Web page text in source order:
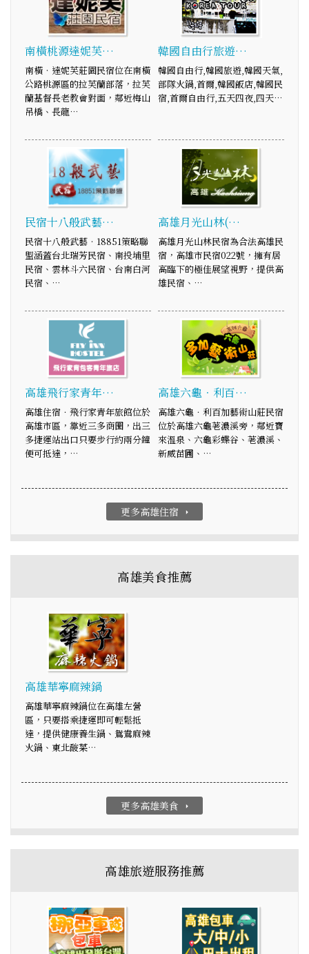
南橫桃源達妮芙…
南橫‧達妮芙莊園民宿位在南橫
公路桃源區的拉芙蘭部落，拉芙
蘭基督長老教會對面，鄰近梅山
吊橋、長龍…
韓國自由行旅遊…
韓國自由行,韓國旅遊,韓國天氣,
部隊火鍋,首爾,韓國飯店,韓國民
宿,首爾自由行,五天四夜,四天…
民宿十八般武藝…
民宿十八般武藝‧18851策略聯
盟涵蓋台北瑞芳民宿、南投埔里
民宿、雲林斗六民宿、台南白河
民宿、…
高雄月光山林(…
高雄月光山林民宿為合法高雄民
宿，高雄市民宿022號，擁有居
高臨下的極佳展望視野，提供高
雄民宿、…
高雄飛行家青年…
高雄住宿．飛行家青年旅館位於
高雄市區，靠近三多商圈，出三
多捷運站出口只要步行約兩分鐘
便可抵達，…
高雄六龜．利百…
高雄六龜．利百加藝術山莊民宿
位於高雄六龜荖濃溪旁，鄰近寶
來溫泉、六龜彩蝶谷、荖濃溪、
新威苗圃、…
更多高雄住宿 arrow_right
高雄美食推薦
高雄華寧麻辣鍋
高雄華寧麻辣鍋位在高雄左營
區，只要搭乘捷運即可輕鬆抵
達，提供健康養生鍋、鴛鴦麻辣
火鍋、東北酸菜…
更多高雄美食 arrow_right
高雄旅遊服務推薦